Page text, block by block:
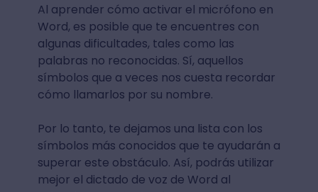
Al aprender cómo activar el micrófono en
Word, es posible que te encuentres con
algunas dificultades, tales como las
palabras no reconocidas. Sí, aquellos
símbolos que a veces nos cuesta recordar
cómo llamarlos por su nombre.
Por lo tanto, te dejamos una lista con los
símbolos más conocidos que te ayudarán a
superar este obstáculo. Así, podrás utilizar
mejor el dictado de voz de Word al